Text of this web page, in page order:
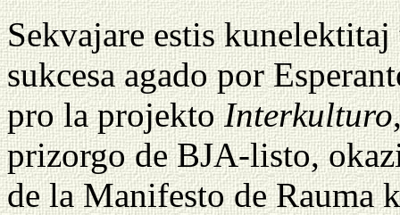
Sekvajare estis
sukcesa agado por
pro la projektoInterkulturo
prizorgo de BJA-listo,
de la Manifesto de Rauma